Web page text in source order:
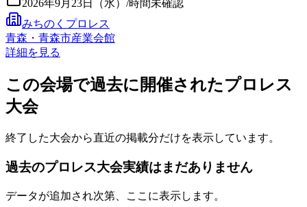
2026年9月23日（水） /時間未確認
みちのくプロレス
青森・青森市産業会館
詳細を見る
この会場で過去に開催されたプロレス
大会
終了した大会から直近の掲載分だけを表示しています。
過去のプロレス大会実績はまだありません
データが追加され次第、ここに表示します。